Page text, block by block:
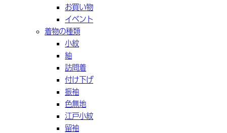
お買い物
イベント
着物の種類
小紋
紬
訪問着
付け下げ
振袖
色無地
江戸小紋
留袖